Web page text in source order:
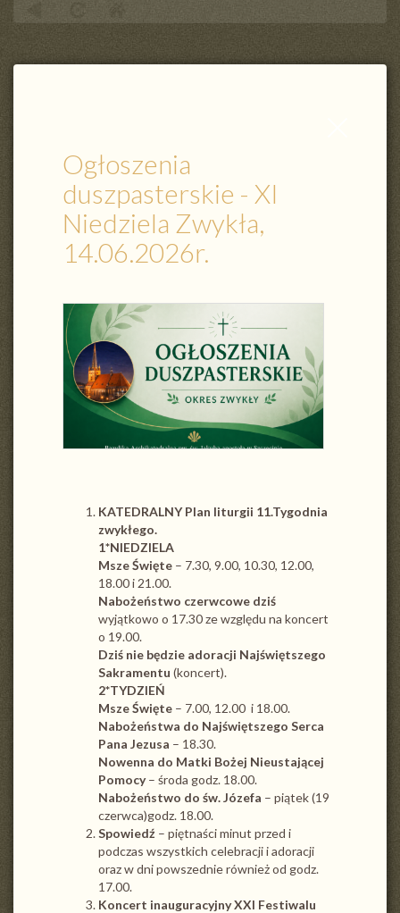
Ogłoszenia duszpasterskie - XI Niedziela Zwykła, 14.06.2026r.
Ogłoszenia
duszpasterskie - XI
Niedziela Zwykła,
14.06.2026r.
KATEDRALNY Plan liturgii 11.Tygodnia
zwykłego.
1*NIEDZIELA
Msze Święte – 7.30, 9.00, 10.30, 12.00,
18.00 i 21.00.
Nabożeństwo czerwcowe dziś
wyjątkowo o 17.30 ze względu na koncert
o 19.00.
Dziś nie będzie adoracji Najświętszego
Sakramentu (koncert).
2*TYDZIEŃ
Msze Święte – 7.00, 12.00 i 18.00.
Nabożeństwa do Najświętszego Serca
Pana Jezusa – 18.30.
Nowenna do Matki Bożej Nieustającej
Pomocy– środa godz. 18.00.
Nabożeństwo do św. Józefa – piątek (19
czerwca)godz. 18.00.
Spowiedź – piętnaści minut przed i
podczas wszystkich celebracji i adoracji
oraz w dni powszednie również od godz.
17.00.
Koncert inauguracyjny XXI Festiwalu